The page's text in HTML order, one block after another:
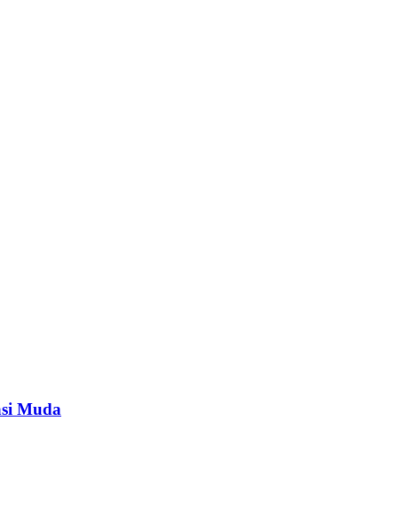
Muda